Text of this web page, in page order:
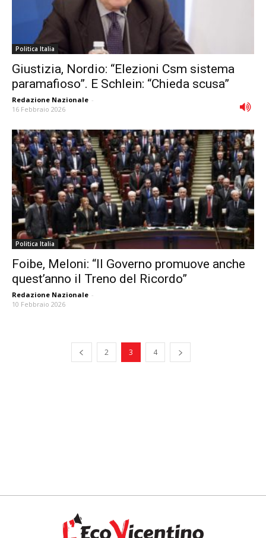
Politica Italia
Giustizia, Nordio: “Elezioni Csm sistema
paramafioso”. E Schlein: “Chieda scusa”
Redazione Nazionale -
16 Febbraio 2026
Politica Italia
Foibe, Meloni: “Il Governo promuove anche
quest’anno il Treno del Ricordo”
Redazione Nazionale -
10 Febbraio 2026
2 3 4